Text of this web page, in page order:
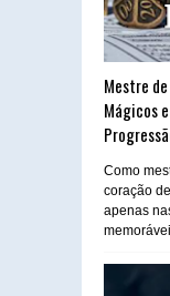
Mestre
Mágicos
Como
coração
apenas